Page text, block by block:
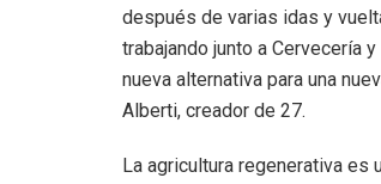
después de varias idas y
trabajando junto a Cervecería
nueva alternativa para una
Alberti, creador de 27.
La agricultura regenerativa